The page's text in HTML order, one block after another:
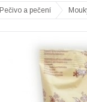
Pečivo a pečení